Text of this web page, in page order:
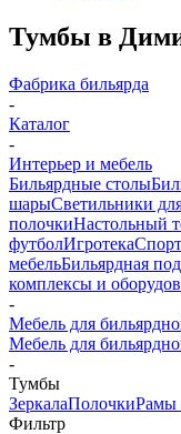
Тумбы в
Фабрика бильярда
-
Каталог
-
Интерьер и мебель
Бильярдные столы
шарыСветильники
полочкиНастольный
футболИгротека
мебельБильярдная
комплексы и
-
Мебель для
Мебель для
-
Тумбы
ЗеркалаПолочкиРамы
Фильтр